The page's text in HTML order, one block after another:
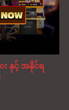
နှင့် အနိုင်ရ